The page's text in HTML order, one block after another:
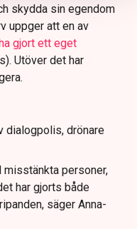
skydda sin egendom
uppger att en av
gjort ett eget
Utöver det har
dialogpolis, drönare
personer,
har gjorts både
säger Anna-